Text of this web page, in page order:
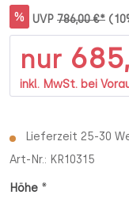
% UVP 786,00 €*
nur
inkl. MwSt. bei
Lieferzeit 25-30
Art-Nr.: KR10315
Höhe *